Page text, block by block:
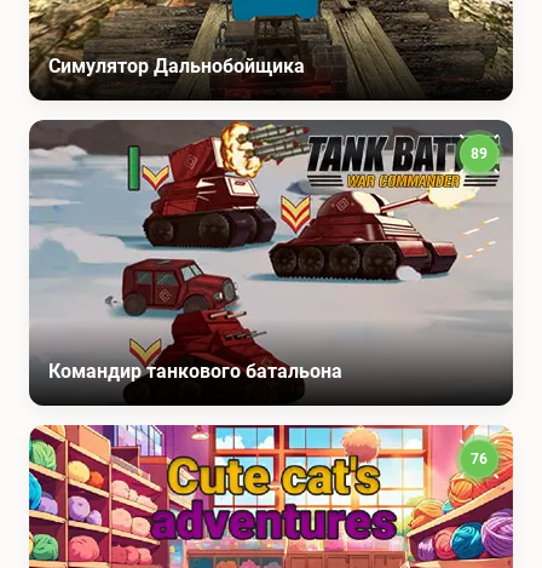
Симулятор Дальнобойщика
Командир танкового батальона
89
76